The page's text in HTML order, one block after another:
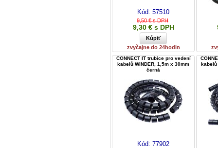
Kód: 57510
9,50 € s DPH
9,30 € s DPH
zvyčajne do 24hodin
CONNECT IT trubice pro vedení
kabelů WINDER, 1,5m x 30mm
černá
Kód: 77902
kabelů